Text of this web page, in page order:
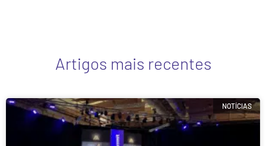
Artigos mais recentes
NOTÍCIAS